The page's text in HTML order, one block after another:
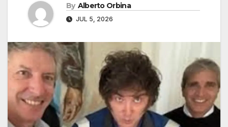
By Alberto Orbina
JUL 5, 2026